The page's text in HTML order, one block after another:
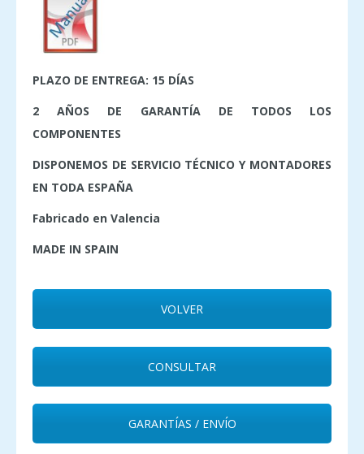
PLAZO DE ENTREGA: 15 DÍAS
2 AÑOS DE GARANTÍA DE TODOS LOS
COMPONENTES
DISPONEMOS DE SERVICIO TÉCNICO Y MONTADORES
EN TODA ESPAÑA
Fabricado en Valencia
MADE IN SPAIN
VOLVER
CONSULTAR
GARANTÍAS / ENVÍO